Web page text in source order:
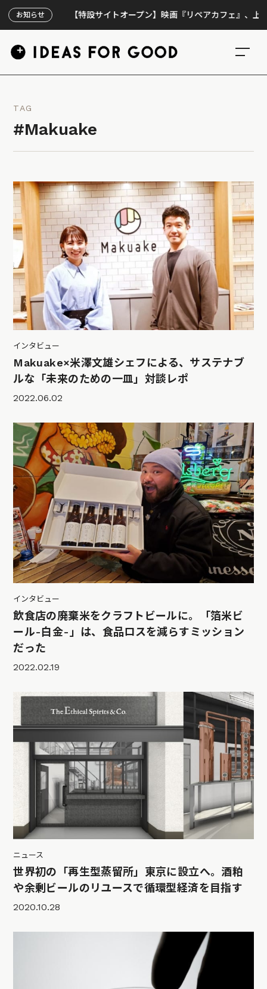
お知らせ【特設サイトオープン】映画『リペアカフェ』、上映300回
TAG
#Makuake
インタビュー
Makuake×米澤文雄シェフによる、サステナブ
ルな「未来のための一皿」対談レポ
2022.06.02
インタビュー
飲食店の廃棄米をクラフトビールに。「箔米ビ
ール-白金-」は、食品ロスを減らすミッション
だった
2022.02.19
ニュース
世界初の「再生型蒸留所」東京に設立へ。酒粕
や余剰ビールのリユースで循環型経済を目指す
2020.10.28